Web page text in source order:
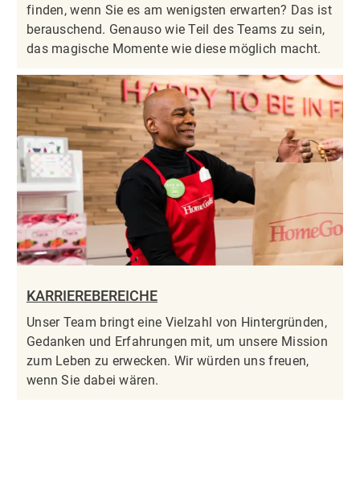
finden, wenn Sie es am wenigsten erwarten? Das ist
berauschend. Genauso wie Teil des Teams zu sein,
das magische Momente wie diese möglich macht.
KARRIEREBEREICHE
Unser Team bringt eine Vielzahl von Hintergründen,
Gedanken und Erfahrungen mit, um unsere Mission
zum Leben zu erwecken. Wir würden uns freuen,
wenn Sie dabei wären.